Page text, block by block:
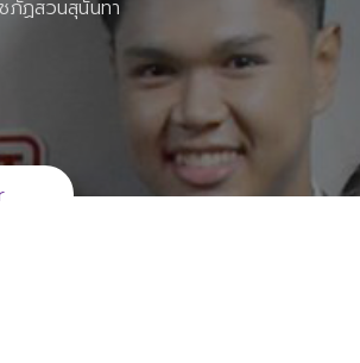
ภัฏสวนสุนันทา